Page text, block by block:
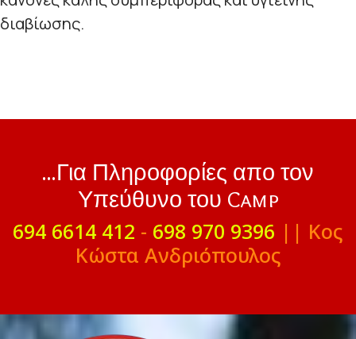
διαβίωσης.
...Για Πληροφορίες απο τον
Υπεύθυνο του Camp
694 6614 412 - 698 970 9396 || Κος
Κώστα Ανδριόπουλος